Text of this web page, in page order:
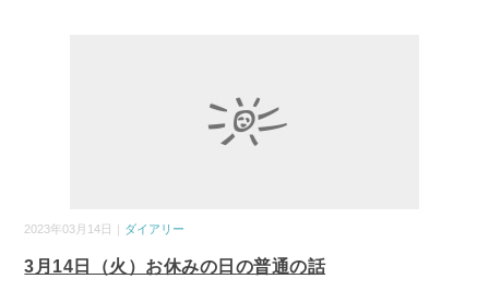
2023年03月14日｜ ダイアリー
3月14日（火）お休みの日の普通の話